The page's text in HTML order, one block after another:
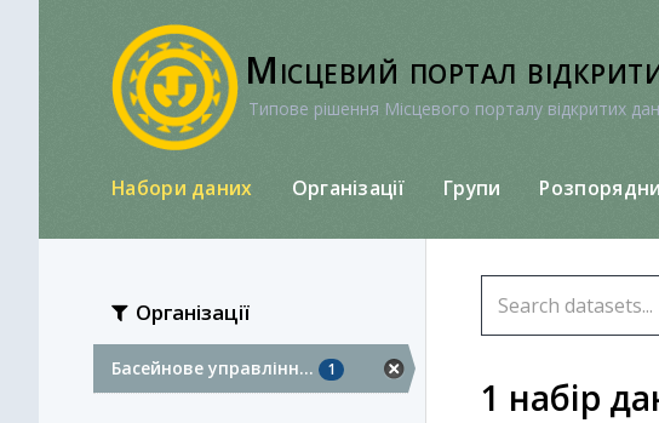
Місцевий портал
Типове рішення Місцевого порталу відкритих
Набори даних Організації Групи
Організації
Басейнове управлінн... 1
1 набір